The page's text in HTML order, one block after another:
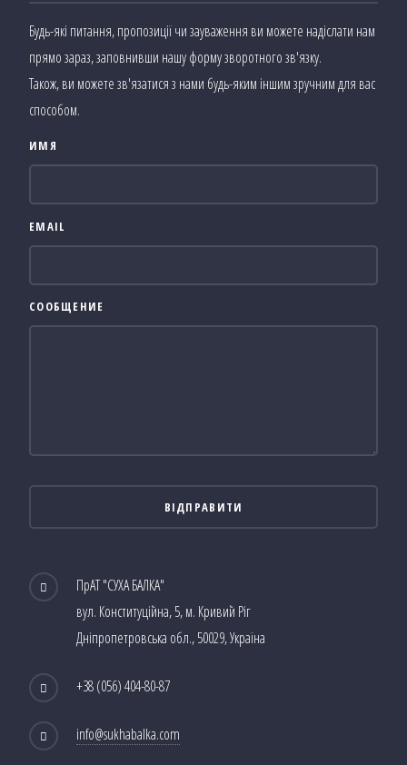
Будь-які питання, пропозиції чи зауваження ви можете надіслати нам
прямо зараз, заповнивши нашу форму зворотного зв'язку.
Також, ви можете зв'язатися з нами будь-яким іншим зручним для вас
способом.
ИМЯ
EMAIL
СООБЩЕНИЕ
ПрАТ "СУХА БАЛКА"
вул. Конституційна, 5, м. Кривий Ріг
Дніпропетровська обл., 50029, Україна
+38 (056) 404-80-87
info@sukhabalka.com